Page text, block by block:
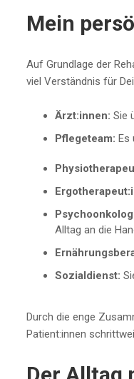
Mein
Auf Grundlage der
viel Verständnis für
Ärzt:innen: Sie
Pflegeteam: Es
Alltag an die
Sozialdienst:
Durch die enge
Patient:innen